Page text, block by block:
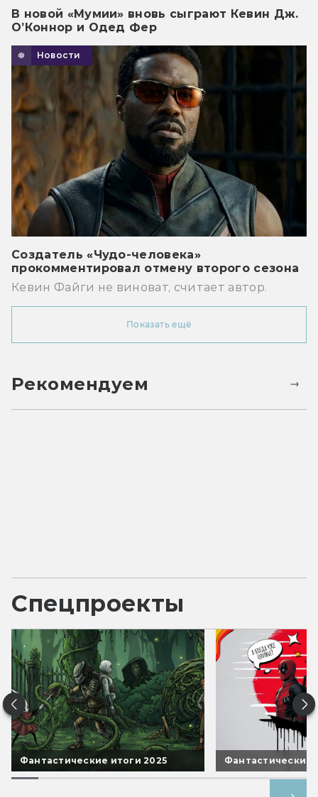
В новой «Мумии» вновь сыграют Кевин Дж.
О’Коннор и Одед Фер
Новости
Создатель «Чудо-человека»
прокомментировал отмену второго сезона
Кевин Файги не виноват, считает автор.
Показать ещё
Рекомендуем
Спецпроекты
Фантастические итоги 2025 Фантастические